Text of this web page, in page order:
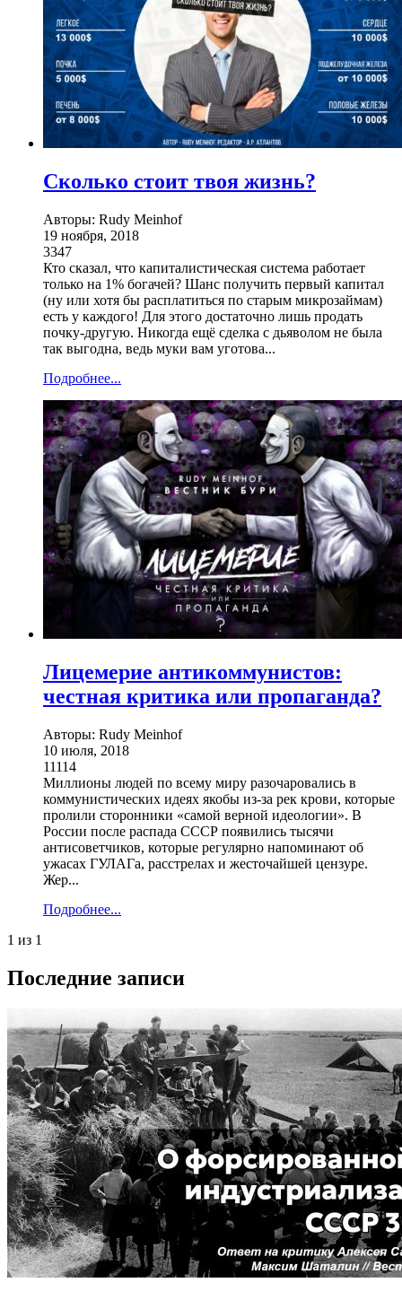
Сколько стоит твоя жизнь?
Авторы: Rudy Meinhof
19 ноября, 2018
3347
Кто сказал, что капиталистическая система работает
только на 1% богачей? Шанс получить первый капитал
(ну или хотя бы расплатиться по старым микрозаймам)
есть у каждого! Для этого достаточно лишь продать
почку-другую. Никогда ещё сделка с дьяволом не была
так выгодна, ведь муки вам уготова...
Подробнее...
Лицемерие антикоммунистов:
честная критика или пропаганда?
Авторы: Rudy Meinhof
10 июля, 2018
11114
Миллионы людей по всему миру разочаровались в
коммунистических идеях якобы из-за рек крови, которые
пролили сторонники «самой верной идеологии». В
России после распада СССР появились тысячи
антисоветчиков, которые регулярно напоминают об
ужасах ГУЛАГа, расстрелах и жесточайшей цензуре.
Жер...
Подробнее...
1 из 1
Последние записи